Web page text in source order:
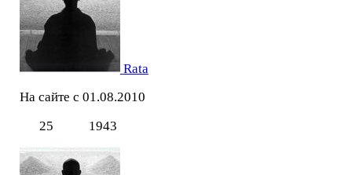
Rata
На сайте с 01.08.2010
25
1943